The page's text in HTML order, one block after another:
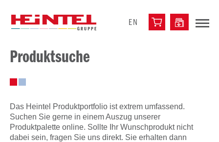
EN
Produktsuche
Das Heintel Produktportfolio ist extrem umfassend.
Suchen Sie gerne in einem Auszug unserer
Produktpalette online. Sollte Ihr Wunschprodukt nicht
dabei sein, fragen Sie uns direkt. Sie erhalten dann